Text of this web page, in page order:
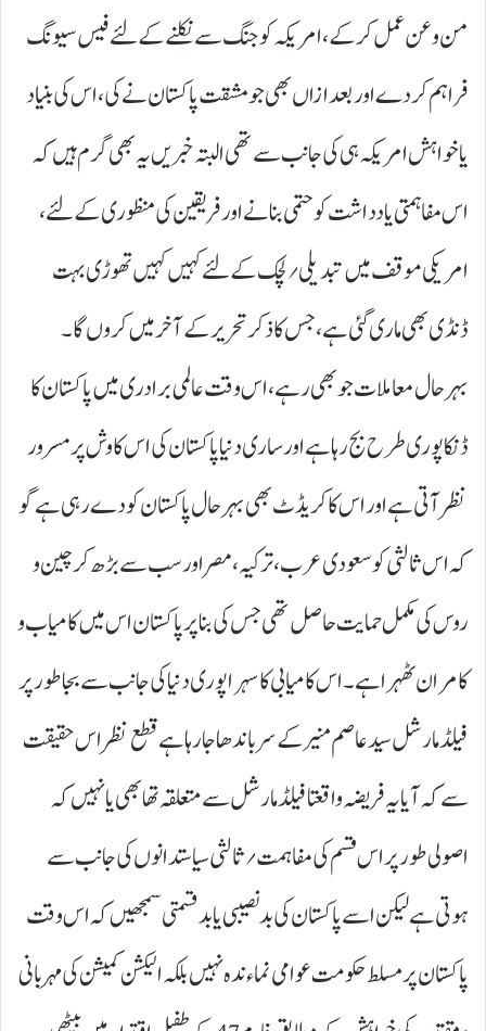
من و عن عمل کرکے، امریکہ کو جنگ سے نکلنے کے لئے فیس سیونگ
فراہم کر دے اور بعد ازاں بھی جو مشقت پاکستان نے کی، اس کی بنیاد
یا خواہش امریکہ ہی کی جانب سے تھی البتہ خبریں یہ بھی گرم ہیں کہ
اس مفاہمتی یادداشت کو حتمی بنانے اور فریقین کی منظوری کے لئے،
امریکی موقف میں تبدیلی؍ لچک کے لئے کہیں کہیں تھوڑی بہت
ڈنڈی بھی ماری گئی ہے، جس کا ذکر تحریر کے آخر میں کروں گا۔
بہرحال معاملات جو بھی رہے، اس وقت عالمی برادری میں پاکستان کا
ڈنکا پوری طرح بج رہا ہے اور ساری دنیا پاکستان کی اس کاوش پر مسرور
نظر آتی ہے اور اس کا کریڈٹ بھی بہرحال پاکستان کو دے رہی ہے گو
کہ اس ثالثی کو سعودی عرب، ترکیہ، مصر اور سب سے بڑھ کر چین و
روس کی مکمل حمایت حاصل تھی جس کی بنا پر پاکستان اس میں کامیاب و
کامران ٹھہرا ہے۔ اس کامیابی کا سہرا پوری دنیا کی جانب سے بجا طور پر
فیلڈ مارشل سید عاصم منیر کے سر باندھا جا رہا ہے قطع نظر اس حقیقت
سے کہ آیا یہ فریضہ واقعتا فیلڈ مارشل سے متعلقہ تھا بھی یا نہیں کہ
اصولی طور پر اس قسم کی مفاہمت ؍ثالثی سیاستدانوں کی جانب سے
ہوتی ہے لیکن اسے پاکستان کی بدنصیبی یا بد قسمتی سمجھیں کہ اس وقت
پاکستا ن پر مسلط حکومت عوامی نماءندہ نہیں بلکہ الیکشن کمیشن کی مہربانی